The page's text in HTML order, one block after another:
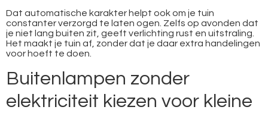
Dat automatische karakter helpt ook om je tuin
constanter verzorgd te laten ogen. Zelfs op avonden dat
je niet lang buiten zit, geeft verlichting rust en uitstraling.
Het maakt je tuin af, zonder dat je daar extra handelingen
voor hoeft te doen.
Buitenlampen zonder
elektriciteit kiezen voor kleine